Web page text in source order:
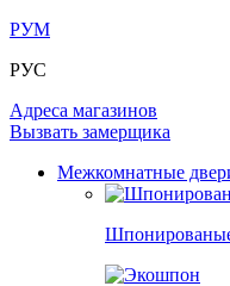
РУМ
РУС
Адреса магазинов
Вызвать замерщика
Межкомнатные